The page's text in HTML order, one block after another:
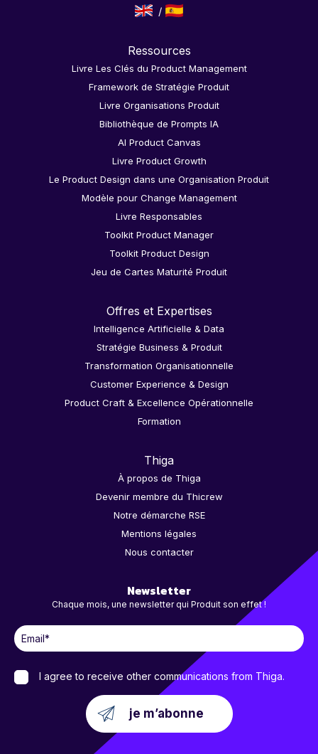
Ressources
Livre Les Clés du Product Management
Framework de Stratégie Produit
Livre Organisations Produit
Bibliothèque de Prompts IA
AI Product Canvas
Livre Product Growth
Le Product Design dans une Organisation Produit
Modèle pour Change Management
Livre Responsables
Toolkit Product Manager
Toolkit Product Design
Jeu de Cartes Maturité Produit
Offres et Expertises
Intelligence Artificielle & Data
Stratégie Business & Produit
Transformation Organisationnelle
Customer Experience & Design
Product Craft & Excellence Opérationnelle
Formation
Thiga
À propos de Thiga
Devenir membre du Thicrew
Notre démarche RSE
Mentions légales
Nous contacter
Newsletter
Chaque mois, une newsletter qui Produit son effet !
I agree to receive other communications from Thiga.